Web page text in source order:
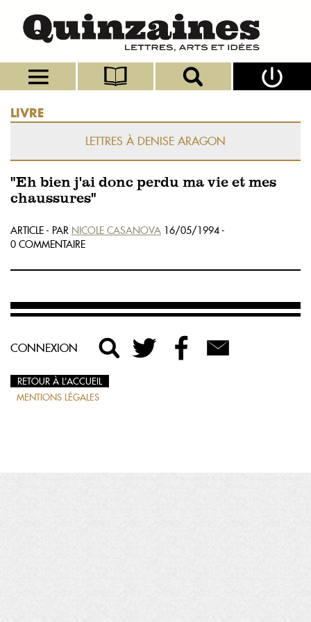
LIVRE
LETTRES À DENISE ARAGON
"Eh bien j'ai donc perdu ma vie et mes
chaussures"
ARTICLE - PAR NICOLE CASANOVA 16/05/1994 -
0 COMMENTAIRE
CONNEXION
RETOUR À L’ACCUEIL
MENTIONS LÉGALES